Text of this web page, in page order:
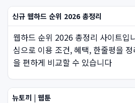
신규 웹하드 순위 2026 총정리
웹하드 순위 2026 총정리 사이트입
심으로 이용 조건, 혜택, 한줄평을
을 편하게 비교할 수 있습니다
뉴토끼 | 웹툰